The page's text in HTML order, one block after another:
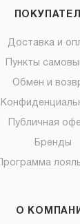
Доставка и
Пункты
Обмен и
Публичная
Бренды
Программа
О